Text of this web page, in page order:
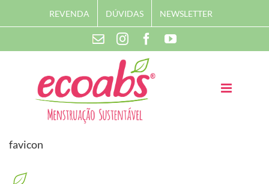
REVENDA DÚVIDAS NEWSLETTER
ContatoInstagramFacebookYouTube
favicon